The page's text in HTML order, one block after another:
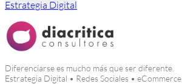
Estrategia Digital
Diferenciarse es mucho más que ser diferente.
Estrategia Digital • Redes Sociales • eCommerce